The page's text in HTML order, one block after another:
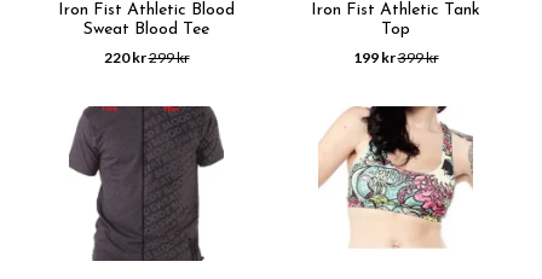
Iron Fist Athletic Blood
Sweat Blood Tee
220 kr299 kr
Iron Fist Athletic Tank
Top
199 kr399 kr